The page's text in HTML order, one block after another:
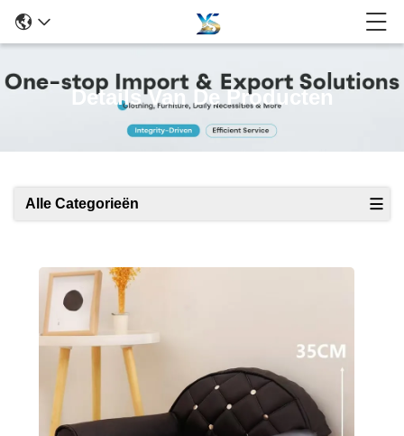
Details Van De Producten
Alle Categorieën